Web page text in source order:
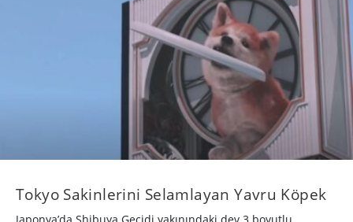
Tokyo Sakinlerini Selamlayan Yavru Köpek